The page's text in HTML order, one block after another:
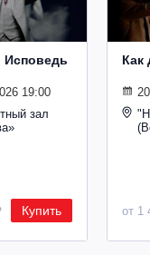
Исповедь
19:00
зал
Купить
Как
от 1